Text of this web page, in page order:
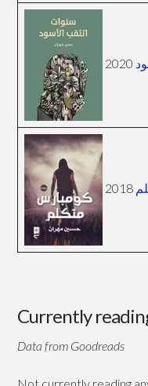
Currently
Data from Goodreads